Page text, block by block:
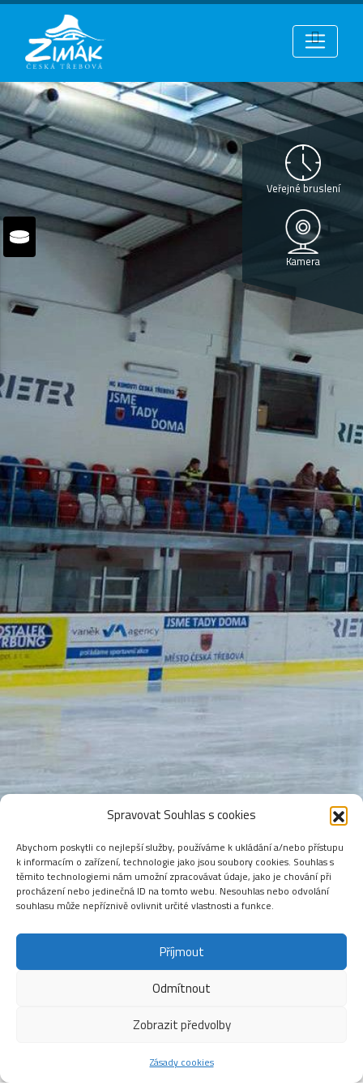
Spravovat Souhlas s cookies
Abychom poskytli co nejlepší služby, používáme k ukládání a/nebo přístupu
k informacím o zařízení, technologie jako jsou soubory cookies. Souhlas s
těmito technologiemi nám umožní zpracovávat údaje, jako je chování při
procházení nebo jedinečná ID na tomto webu. Nesouhlas nebo odvolání
souhlasu může nepříznivě ovlivnit určité vlastnosti a funkce.
Příjmout
Odmítnout
Zobrazit předvolby
Zásady cookies
Veřejné bruslení
Kamera